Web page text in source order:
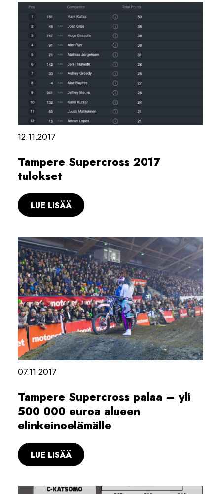
12.11.2017
Tampere Supercross 2017
tulokset
LUE LISÄÄ
07.11.2017
Tampere Supercross palaa – yli
500 000 euroa alueen
elinkeinoelämälle
LUE LISÄÄ